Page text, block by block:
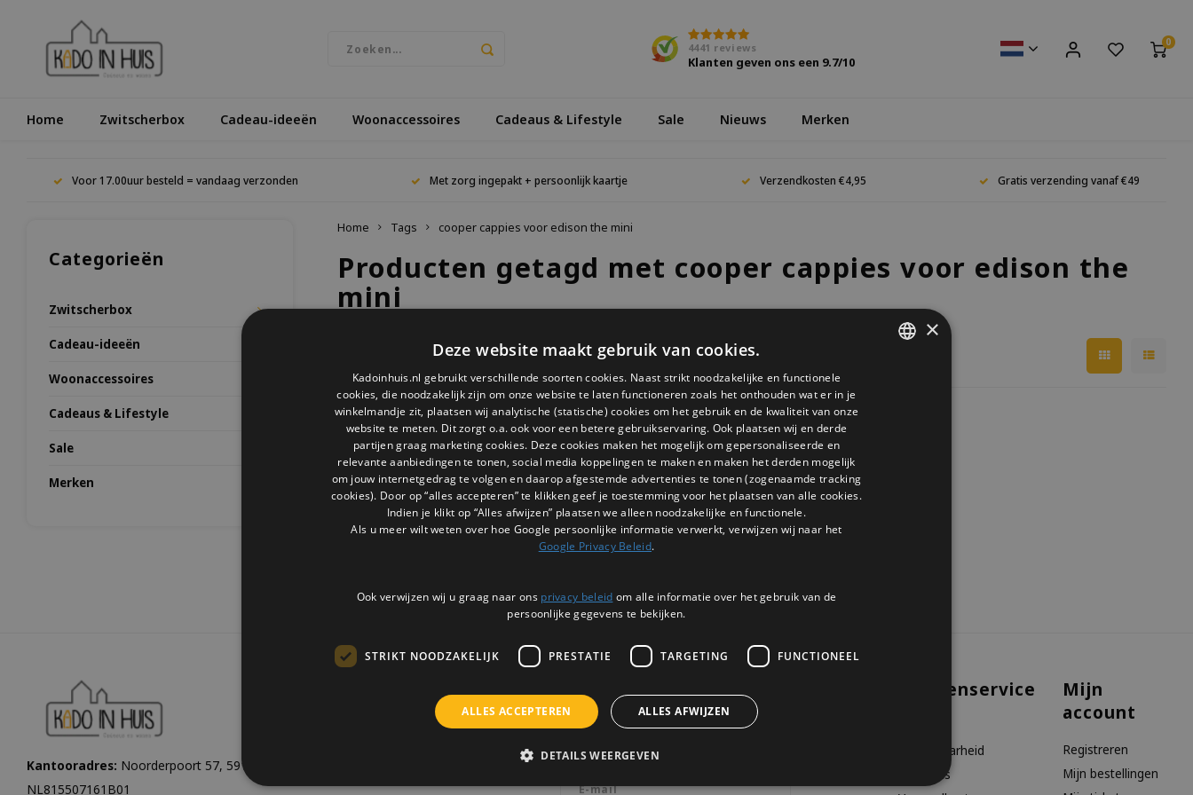
4441 reviews
Klanten geven ons een 9.7/10
0
Home Zwitscherbox Cadeau-ideeën Woonaccessoires Cadeaus & Lifestyle Sale Nieuws Merken
Voor 17.00uur besteld = vandaag verzonden Met zorg ingepakt + persoonlijk kaartje Verzendkosten €4,95 Gratis verzending vanaf €49
Categorieën
Zwitscherbox
Cadeau-ideeën
Woonaccessoires
Cadeaus & Lifestyle
Sale
Merken
Home Tags cooper cappies voor edison the mini
Producten getagd met cooper cappies voor edison the
mini
Geen producten gevonden!...
Kantooradres: Noorderpoort 57, 5916 PJ Venlo |
NL815507161B01
Nieuwsbrief
Ontvang de laatste updates, nieuws en aanbiedingen
via email
Klantenservice
Bereikbaarheid
Over ons
Mijn
account
Registreren
Mijn bestellingen
×
Deze website maakt gebruik van cookies.
Kadoinhuis.nl gebruikt verschillende soorten cookies. Naast strikt noodzakelijke en functionele
cookies, die noodzakelijk zijn om onze website te laten functioneren zoals het onthouden wat er in je
winkelmandje zit, plaatsen wij analytische (statische) cookies om het gebruik en de kwaliteit van onze
website te meten. Dit zorgt o.a. ook voor een betere gebruikservaring. Ook plaatsen wij en derde
partijen graag marketing cookies. Deze cookies maken het mogelijk om gepersonaliseerde en
relevante aanbiedingen te tonen, social media koppelingen te maken en maken het derden mogelijk
om jouw internetgedrag te volgen en daarop afgestemde advertenties te tonen (zogenaamde tracking
cookies). Door op “alles accepteren” te klikken geef je toestemming voor het plaatsen van alle cookies.
Indien je klikt op “Alles afwijzen” plaatsen we alleen noodzakelijke en functionele.
Als u meer wilt weten over hoe Google persoonlijke informatie verwerkt, verwijzen wij naar het
Google Privacy Beleid.
Ook verwijzen wij u graag naar ons privacy beleid om alle informatie over het gebruik van de
persoonlijke gegevens te bekijken.
STRIKT NOODZAKELIJK PRESTATIE TARGETING FUNCTIONEEL
ALLES ACCEPTEREN ALLES AFWIJZEN
DETAILS WEERGEVEN